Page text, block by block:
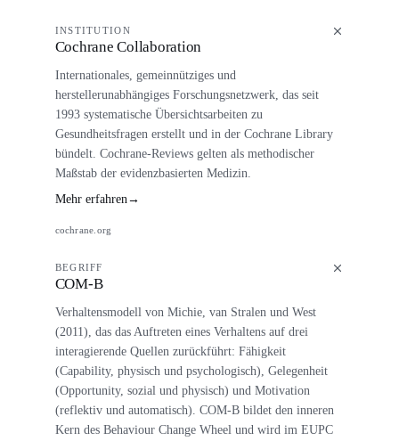
INSTITUTION
Cochrane Collaboration
Internationales, gemeinnütziges und
herstellerunabhängiges Forschungsnetzwerk, das seit
1993 systematische Übersichtsarbeiten zu
Gesundheitsfragen erstellt und in der Cochrane Library
bündelt. Cochrane-Reviews gelten als methodischer
Maßstab der evidenzbasierten Medizin.
Mehr erfahren →
cochrane.org
BEGRIFF
COM-B
Verhaltensmodell von Michie, van Stralen und West
(2011), das das Auftreten eines Verhaltens auf drei
interagierende Quellen zurückführt: Fähigkeit
(Capability, physisch und psychologisch), Gelegenheit
(Opportunity, sozial und physisch) und Motivation
(reflektiv und automatisch). COM-B bildet den inneren
Kern des Behaviour Change Wheel und wird im EUPC